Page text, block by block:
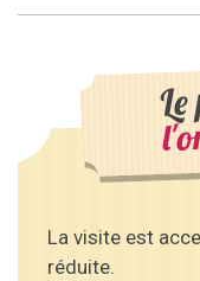
La visite est
réduite.